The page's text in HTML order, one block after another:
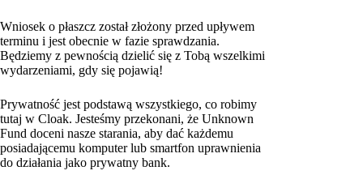
Wniosek o płaszcz został złożony przed upływem
terminu i jest obecnie w fazie sprawdzania.
Będziemy z pewnością dzielić się z Tobą wszelkimi
wydarzeniami, gdy się pojawią!
Prywatność jest podstawą wszystkiego, co robimy
tutaj w Cloak. Jesteśmy przekonani, że Unknown
Fund doceni nasze starania, aby dać każdemu
posiadającemu komputer lub smartfon uprawnienia
do działania jako prywatny bank.